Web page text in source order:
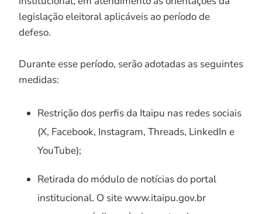
legislação eleitoral aplicáveis ao período de
defeso.
Durante esse período, serão adotadas as seguintes
medidas:
Restrição dos perfis da Itaipu nas redes sociais
(X, Facebook, Instagram, Threads, LinkedIn e
YouTube);
Retirada do módulo de notícias do portal
institucional. O site www.itaipu.gov.br